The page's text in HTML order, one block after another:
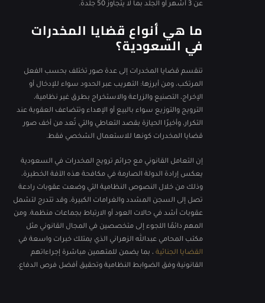
عن 3 أشهر أو الجلد بما لا يتجاوز 50 جلدة.
ما هي أنواع قضايا المخدرات
في السعودية؟
تنقسم قضايا المخدرات إلى عدة صور تختلف بحسب الفعل
المرتكب، ومن أبرزها: التهريب عبر الحدود سواء للإدخال أو
الإخراج، التصنيع والزراعة والاستخراج بطرق غير نظامية،
الترويج والتوزيع سواء بالبيع أو الإهداء وتتضاعف العقوبة عند
التكرار، وأخيرًا الحيازة بقصد التعاطي والتي تُعد من أخف صور
قضايا المخدرات كونها للاستعمال الشخصي فقط.
إن التعامل القانوني مع جرائم ترويج المخدرات في السعودية
يعكس إرادة الدولة الصارمة في مكافحة هذه الآفة الخطيرة،
وذلك من خلال النصوص النظامية التي وضعت عقوبات رادعة
تصل إلى السجن المشدد والغرامات الكبيرة، وقد تتدرج لتشمل
عقوبات أشد في حالات العود أو الارتباط بجماعات منظمة. ومن
المهم دائمًا اللجوء إلى متخصصين في المجال القانوني مثل
مكتب المحامي عبدالله الزهراني الذي يمتلك خبرات واسعة في
القضايا الجنائية ، بما يضمن للمتهمين مباشرة إجراءاتهم
القانونية وفق الضوابط النظامية وتحقيق أفضل فرص الدفاع.